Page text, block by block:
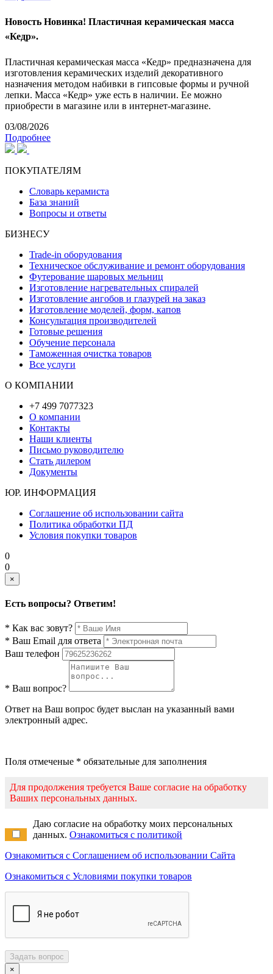
Новость Новинка! Пластичная керамическая масса
«Кедр».
Пластичная керамическая масса «Кедр» предназначена для
изготовления керамических изделий декоративного
назначения методом набивки в гипсовые формы и ручной
лепки. Масса «Кедр» уже есть в наличии. Ее можно
приобрести в магазине или в интернет-магазине.
03/08/2026
Подробнее
ПОКУПАТЕЛЯМ
Словарь керамиста
База знаний
Вопросы и ответы
БИЗНЕСУ
Trade-in оборудования
Техническое обслуживание и ремонт оборудования
Футерование шаровых мельниц
Изготовление нагревательных спиралей
Изготовление ангобов и глазурей на заказ
Изготовление моделей, форм, капов
Консультация производителей
Готовые решения
Обучение персонала
Таможенная очистка товаров
Все услуги
О КОМПАНИИ
+7 499 7077323
О компании
Контакты
Наши клиенты
Письмо руководителю
Стать дилером
Документы
ЮР. ИНФОРМАЦИЯ
Соглашение об использовании сайта
Политика обработки ПД
Условия покупки товаров
0
0
×
Есть вопросы? Ответим!
* Как вас зовут?
* Ваш Email для ответа
Ваш телефон
* Ваш вопрос?
Ответ на Ваш вопрос будет выслан на указанный вами
электронный адрес.
Поля отмеченые * обязательные для заполнения
Для продолжения требуется Ваше согласие на обработку
Ваших персональных данных.
Даю согласие на обработку моих персональных
данных. Ознакомиться с политикой
Ознакомиться с Соглашением об использовании Сайта
Ознакомиться с Условиями покупки товаров
Задать вопрос
×